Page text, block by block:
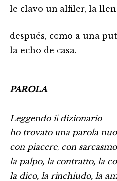
le clavo un alfiler, la
después, como a una
la echo de casa.
PAROLA
Leggendo il dizionario
ho trovato una parola
con piacere, con
la palpo, la contratto, la
la dico, la rinchiudo, la